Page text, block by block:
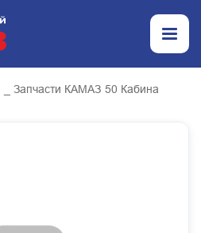
_ Запчасти КАМАЗ 50 Кабина